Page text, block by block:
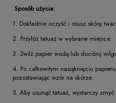
Sposób użycia:
1. Dokładnie oczyść i osusz skórę
2. Przyłóż tatuaż w wybrane miejsce.
3. Zwilż papier wodą lub dociśnij
4. Po całkowitym nasiąknięciu
pozostawiając wzór na skórze.
5. Aby usunąć tatuaż, wystarczy